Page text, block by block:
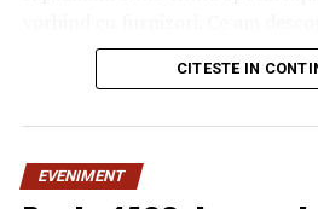
„corect” depinde mult de
pavilionul și de ce condiții
materialului mai
CITESTE IN
EVENIMENT